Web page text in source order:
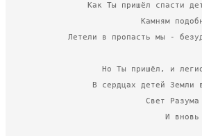
Как Ты пришёл спасти
Камням
Летели в пропасть мы -
Но Ты пришёл, и
В сердцах детей Земли
Свет
И вновь